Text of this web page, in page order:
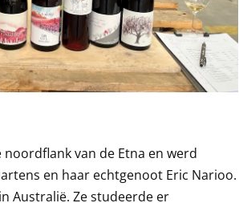
van de Etna en werd
en haar echtgenoot Eric Narioo.
Australië. Ze studeerde er